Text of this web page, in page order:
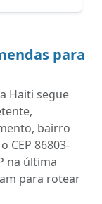
para
Haiti segue
bairro
CEP 86803-
na última
para rotear